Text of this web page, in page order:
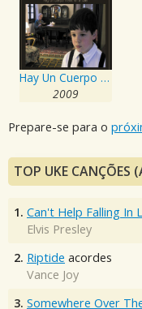
Hay Un Cuerpo Tirado En La Calle
2009
Prepare-se para o
TOP UKE CANÇÕES
1. Can't Help Falling In
Elvis Presley
2. Riptide acordes
Vance Joy
3. Somewhere Over